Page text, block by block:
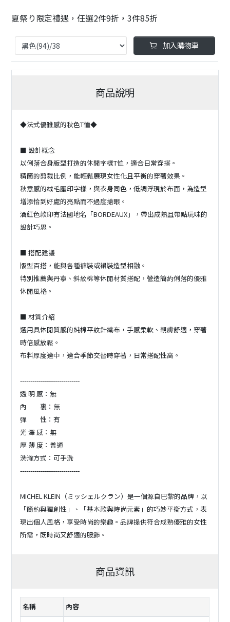
夏祭り限定禮遇，任選2件9折，3件85折
加入購物車
商品說明
◆法式優雅感的秋色T恤◆
■ 設計概念
以俐落合身版型打造的休閒字樣T恤，適合日常穿搭。
精簡的剪裁比例，能輕鬆展現女性化且平衡的穿著效果。
秋意感的絨毛壓印字樣，與衣身同色，低調浮現於布面，為造型
增添恰到好處的亮點而不過度搶眼。
酒紅色款印有法國地名「BORDEAUX」，帶出成熟且帶點玩味的
設計巧思。
■ 搭配建議
版型百搭，能與各種褲裝或裙裝造型相融。
特別推薦與丹寧、斜紋棉等休閒材質搭配，營造簡約俐落的優雅
休閒風格。
■ 材質介紹
選用具休閒質感的純棉平紋針織布，手感柔軟、親膚舒適，穿著
時倍感放鬆。
布料厚度適中，適合季節交替時穿著，日常搭配性高。
-----------------------------
透 明 感：無
內 裏：無
彈 性：有
光 澤 感：無
厚 薄 度：普通
洗滌方式：可手洗
-----------------------------
MICHEL KLEIN（ミッシェルクラン）是一個源自巴黎的品牌，以
「簡約與獨創性」、「基本款與時尚元素」的巧妙平衡方式，表
現出個人風格，享受時尚的樂趣。品牌提供符合成熟優雅的女性
所需，既時尚又舒適的服飾。
商品資訊
名稱 內容